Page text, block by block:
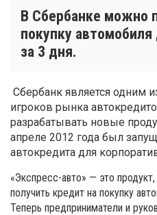
В Сбербанке можно
покупку автомобиля
за 3 дня.
Сбербанк является одним
игроков рынка
разрабатывать новые
апреле 2012 года был
автокредита для
«Экспресс-авто» — это
получить кредит на покупку
Теперь предприниматели и